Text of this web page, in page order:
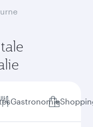
Gastronomie